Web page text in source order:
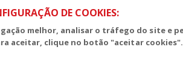
DE COOKIES:
melhor, analisar o tráfego do site e
aceitar, clique no botão "aceitar cookies".